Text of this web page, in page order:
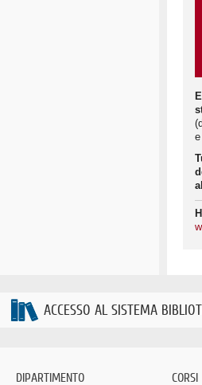
ACCESSO AL SISTEMA
DIPARTIMENTO CORSI